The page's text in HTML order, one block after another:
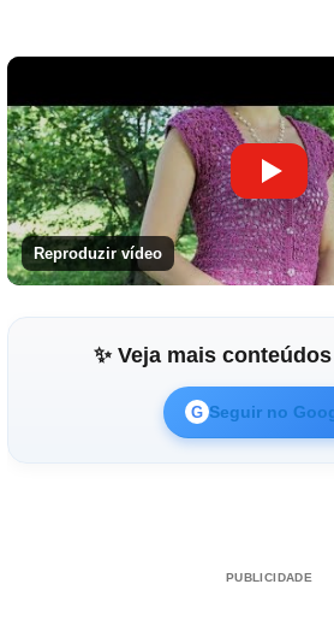
Reproduzir vídeo
✨ Veja mais
G Seguir no
PUBLICIDADE